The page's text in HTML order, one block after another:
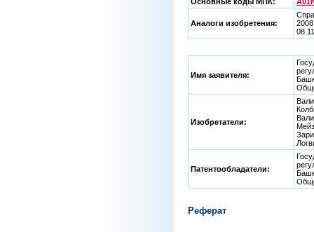
Аналоги изобретения:
Имя заявителя:
Изобретатели:
Патентообладатели:
Реферат